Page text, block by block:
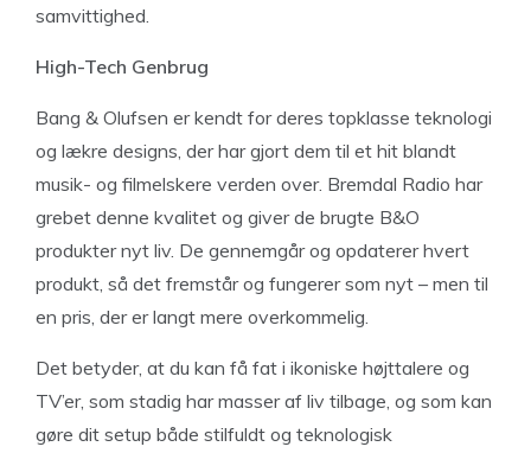
samvittighed.
High-Tech Genbrug
Bang & Olufsen er kendt for deres topklasse teknologi
og lækre designs, der har gjort dem til et hit blandt
musik- og filmelskere verden over. Bremdal Radio har
grebet denne kvalitet og giver de brugte B&O
produkter nyt liv. De gennemgår og opdaterer hvert
produkt, så det fremstår og fungerer som nyt – men til
en pris, der er langt mere overkommelig.
Det betyder, at du kan få fat i ikoniske højttalere og
TV’er, som stadig har masser af liv tilbage, og som kan
gøre dit setup både stilfuldt og teknologisk